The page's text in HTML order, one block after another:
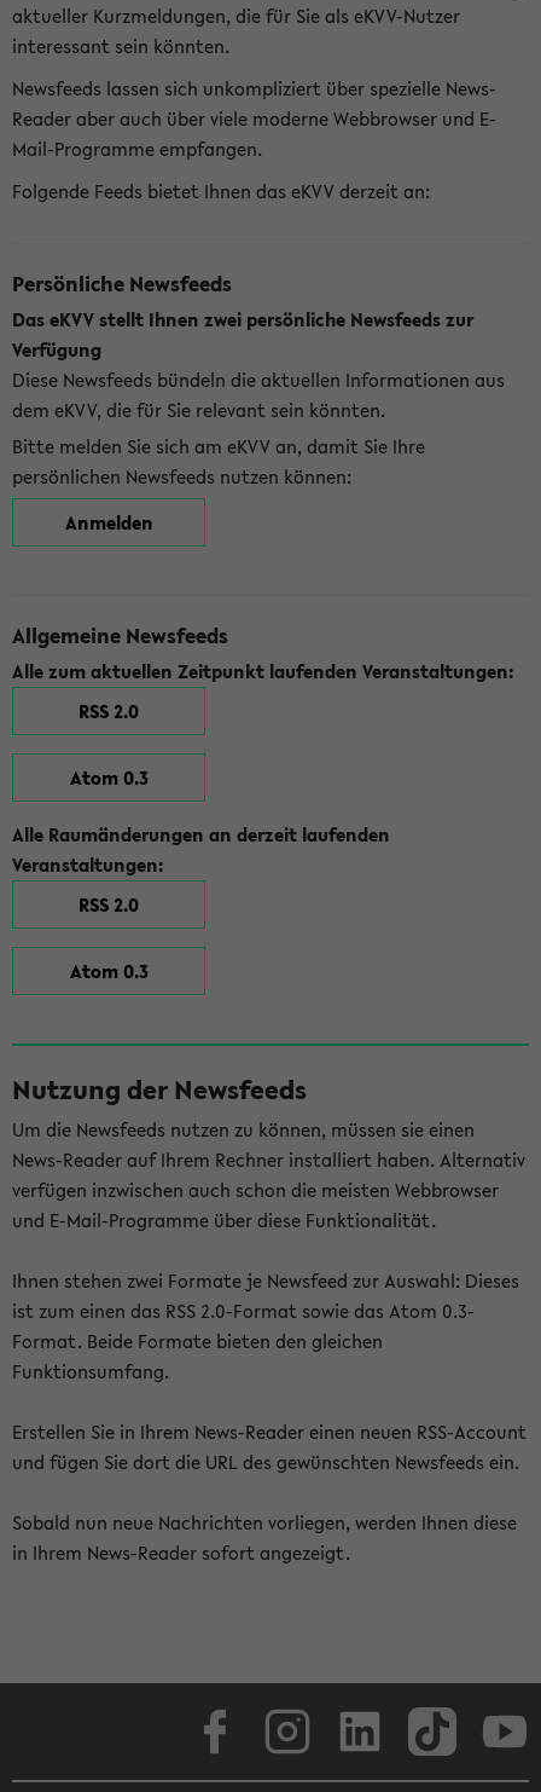
aktueller Kurzmeldungen, die für Sie als eKVV-Nutzer
interessant sein könnten.
Newsfeeds lassen sich unkompliziert über spezielle News-
Reader aber auch über viele moderne Webbrowser und E-
Mail-Programme empfangen.
Folgende Feeds bietet Ihnen das eKVV derzeit an:
Persönliche Newsfeeds
Das eKVV stellt Ihnen zwei persönliche Newsfeeds zur
Verfügung
Diese Newsfeeds bündeln die aktuellen Informationen aus
dem eKVV, die für Sie relevant sein könnten.
Bitte melden Sie sich am eKVV an, damit Sie Ihre
persönlichen Newsfeeds nutzen können:
Anmelden
Allgemeine Newsfeeds
Alle zum aktuellen Zeitpunkt laufenden Veranstaltungen:
RSS 2.0
Atom 0.3
Alle Raumänderungen an derzeit laufenden
Veranstaltungen:
RSS 2.0
Atom 0.3
Nutzung der Newsfeeds
Um die Newsfeeds nutzen zu können, müssen sie einen
News-Reader auf Ihrem Rechner installiert haben. Alternativ
verfügen inzwischen auch schon die meisten Webbrowser
und E-Mail-Programme über diese Funktionalität.
Ihnen stehen zwei Formate je Newsfeed zur Auswahl: Dieses
ist zum einen das RSS 2.0-Format sowie das Atom 0.3-
Format. Beide Formate bieten den gleichen
Funktionsumfang.
Erstellen Sie in Ihrem News-Reader einen neuen RSS-Account
und fügen Sie dort die URL des gewünschten Newsfeeds ein.
Sobald nun neue Nachrichten vorliegen, werden Ihnen diese
in Ihrem News-Reader sofort angezeigt.